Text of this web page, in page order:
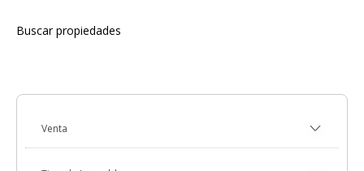
Buscar propiedades